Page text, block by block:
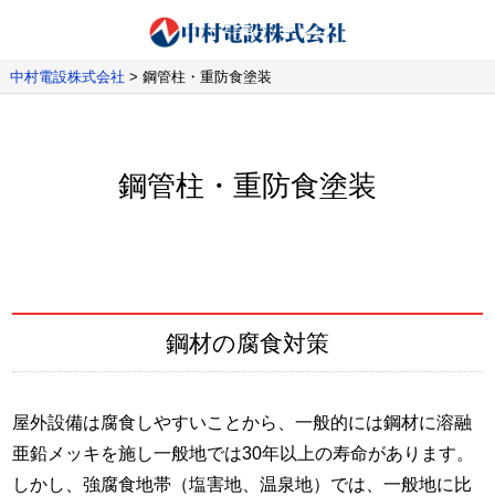
中村電設株式会社 > 鋼管柱・重防食塗装
鋼管柱・重防食塗装
鋼材の腐食対策
屋外設備は腐食しやすいことから、一般的には鋼材に溶融
亜鉛メッキを施し一般地では30年以上の寿命があります。
しかし、強腐食地帯（塩害地、温泉地）では、一般地に比